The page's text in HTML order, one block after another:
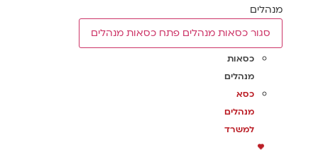
מנהלים
סגור כסאות מנהלים פתח כסאות מנהלים
כסאות
מנהלים
כסא
מנהלים
למשרד